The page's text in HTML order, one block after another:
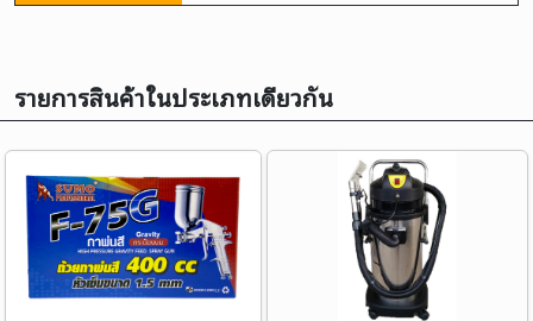
รายการสินค้าในประเภทเดียวกัน